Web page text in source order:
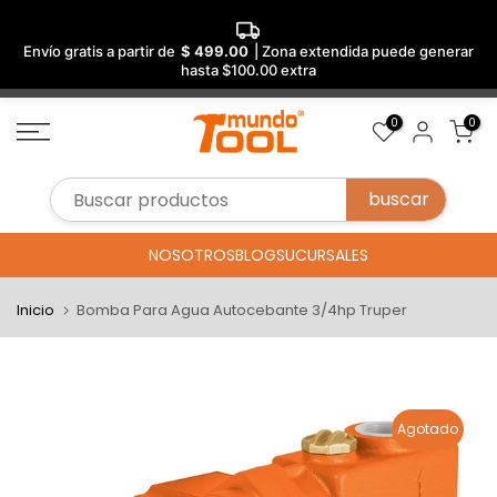
Envío gratis a partir de $ 499.00
| Zona extendida puede generar
hasta $100.00 extra
Saltar
al
0 0
NOSOTROSBLOGSUCURSALES
Inicio Bomba Para Agua Autocebante 3/4hp Truper
Agotado